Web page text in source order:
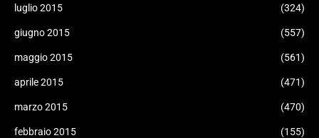
luglio 2015 (324)
giugno 2015 (557)
maggio 2015 (561)
aprile 2015 (471)
marzo 2015 (470)
febbraio 2015 (155)